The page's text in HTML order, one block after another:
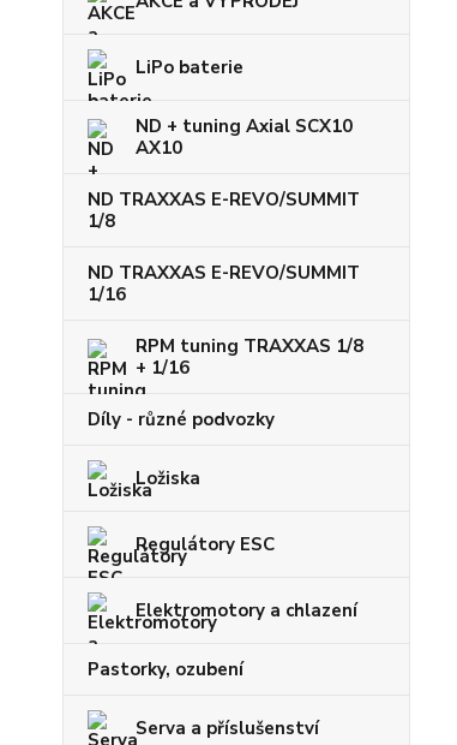
LiPo baterie
ND + tuning Axial SCX10
AX10
ND TRAXXAS E-REVO/SUMMIT
1/8
ND TRAXXAS E-REVO/SUMMIT
1/16
RPM tuning TRAXXAS 1/8
+ 1/16
Díly - různé podvozky
Ložiska
Regulátory ESC
Elektromotory a chlazení
Pastorky, ozubení
Serva a příslušenství